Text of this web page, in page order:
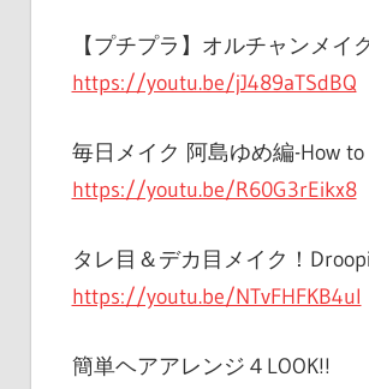
【プチプラ】オルチャンメイ
https://youtu.be/jJ489aTSdBQ
毎日メイク 阿島ゆめ編-How
https://youtu.be/R60G3rEikx8
タレ目＆デカ目メイク！
https://youtu.be/NTvFHFKB4uI
簡単ヘアアレンジ４LOOK!!